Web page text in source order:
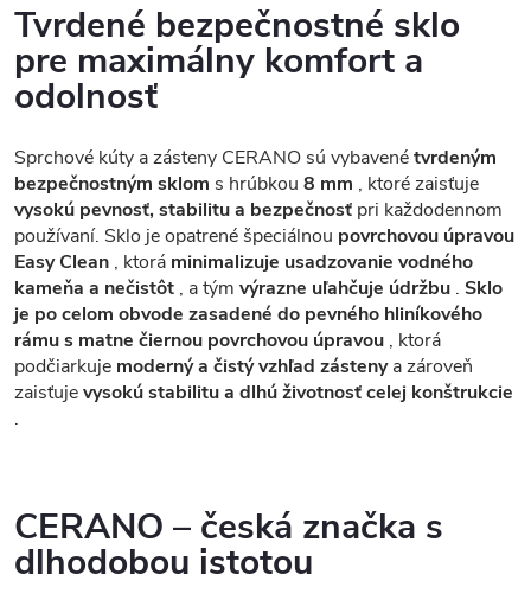
Tvrdené bezpečnostné sklo
pre maximálny komfort a
odolnosť
Sprchové kúty a zásteny CERANO sú vybavenétvrdeným
bezpečnostným sklom s hrúbkou 8 mm , ktoré zaisťuje
vysokú pevnosť, stabilitu a bezpečnosť pri každodennom
používaní. Sklo je opatrené špeciálnou povrchovou úpravou
Easy Clean , ktorá minimalizuje usadzovanie vodného
kameňa a nečistôt , a tým výrazne uľahčuje údržbu . Sklo
je po celom obvode zasadené do pevného hliníkového
rámu s matne čiernou povrchovou úpravou , ktorá
podčiarkuje moderný a čistý vzhľad zástenya zároveň
zaisťujevysokú stabilitu a dlhú životnosť celej konštrukcie
.
CERANO – česká značka s
dlhodobou istotou